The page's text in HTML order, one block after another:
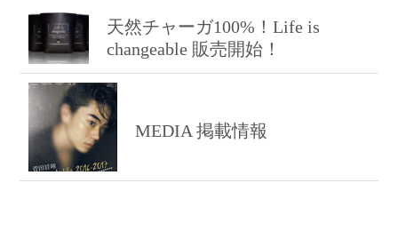
天然チャーガ100%！Life is
changeable 販売開始！
MEDIA 掲載情報